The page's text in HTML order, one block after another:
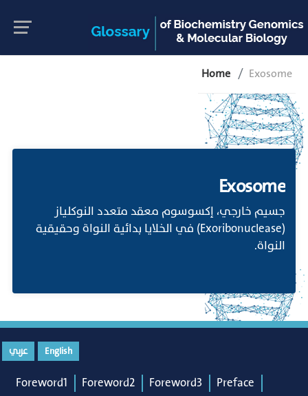
Home Exosome
Exosome
جسيم خارجي، إكسوسوم معقد متعدد النوكلياز
(Exoribonuclease) في الخلايا بدائية النواة وحقيقية
النواة.
English عربي
Foreword1 Foreword2 Foreword3
Preface